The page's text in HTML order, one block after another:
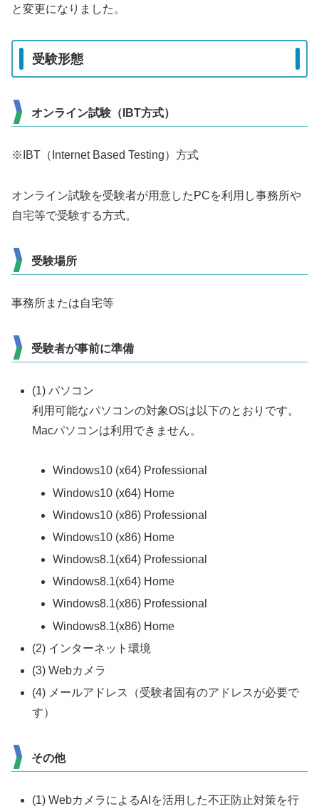
と変更になりました。
受験形態
オンライン試験（IBT方式）
※IBT（Internet Based Testing）方式
オンライン試験を受験者が用意したPCを利用し事務所や
自宅等で受験する方式。
受験場所
事務所または自宅等
受験者が事前に準備
(1) パソコン
利用可能なパソコンの対象OSは以下のとおりです。
Macパソコンは利用できません。
Windows10 (x64) Professional
Windows10 (x64) Home
Windows10 (x86) Professional
Windows10 (x86) Home
Windows8.1(x64) Professional
Windows8.1(x64) Home
Windows8.1(x86) Professional
Windows8.1(x86) Home
(2) インターネット環境
(3) Webカメラ
(4) メールアドレス（受験者固有のアドレスが必要で
す）
その他
(1) WebカメラによるAIを活用した不正防止対策を行